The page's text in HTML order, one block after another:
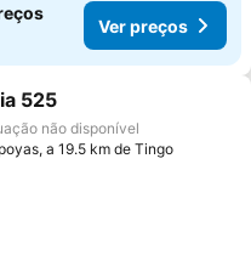
Ver preços
aos favoritos
525
não disponível
a 19.5 km de Tingo